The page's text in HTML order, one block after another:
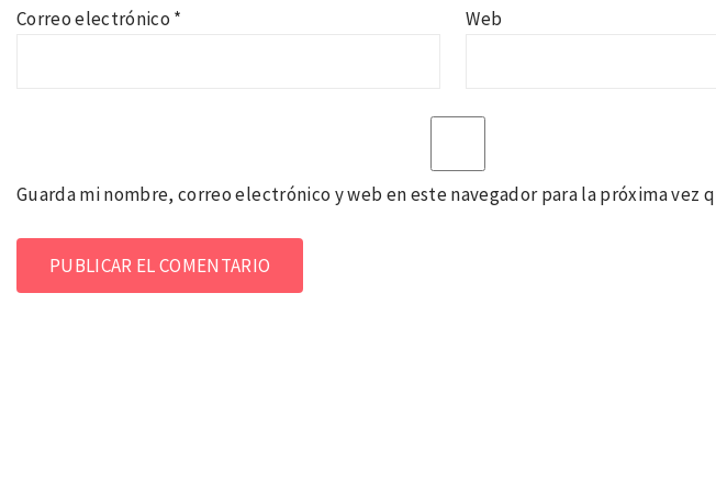
Correo electrónico * Web
Guarda mi nombre, correo electrónico y web en este navegador para la próxima vez